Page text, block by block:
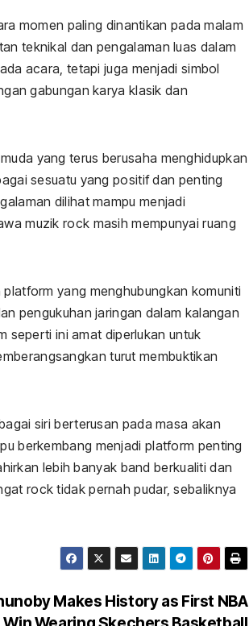
momen paling dinantikan pada malam
teknikal dan pengalaman luas dalam
acara, tetapi juga menjadi simbol
gabungan karya klasik dan
yang terus berusaha menghidupkan
sesuatu yang positif dan penting
dilihat mampu menjadi
muzik rock masih mempunyai ruang
yang menghubungkan komuniti
pengukuhan jaringan dalam kalangan
seperti ini amat diperlukan untuk
turut membuktikan
siri berterusan pada masa akan
berkembang menjadi platform penting
lebih banyak band berkualiti dan
rock tidak pernah pudar, sebaliknya
Makes History as First NBA